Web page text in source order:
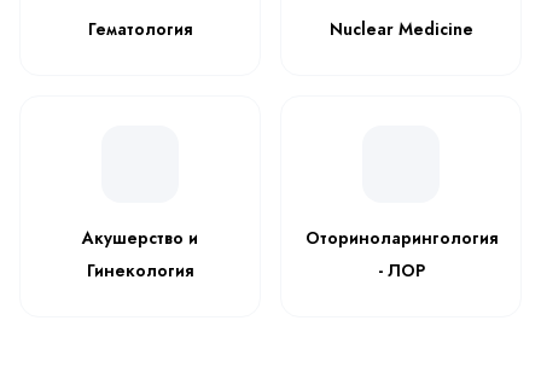
Гематология Nuclear Medicine
Акушерство и
Гинекология
Оториноларингология
- ЛОР